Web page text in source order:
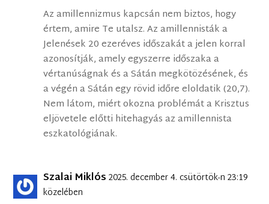
Az amillennizmus kapcsán nem biztos, hogy
értem, amire Te utalsz. Az amillennisták a
Jelenések 20 ezeréves időszakát a jelen korral
azonosítják, amely egyszerre időszaka a
vértanúságnak és a Sátán megkötözésének, és
a végén a Sátán egy rövid időre eloldatik (20,7).
Nem látom, miért okozna problémát a Krisztus
eljövetele előtti hitehagyás az amillennista
eszkatológiának.
Szalai Miklós 2025. december 4. csütörtök-n 23:19
közelében